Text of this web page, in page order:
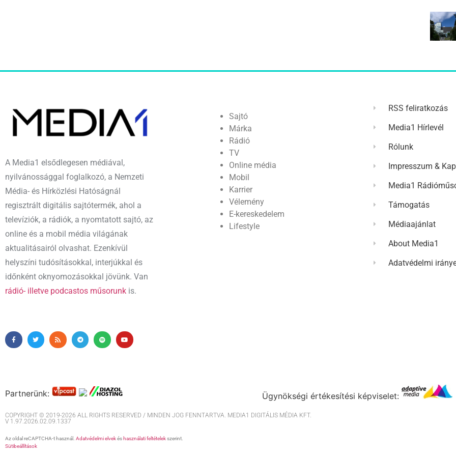
A Media1 elsődlegesen médiával,
nyilvánossággal foglalkozó, a Nemzeti
Média- és Hírközlési Hatóságnál
regisztrált digitális sajtótermék, ahol a
televíziók, a rádiók, a nyomtatott sajtó, az
online és a mobil média világának
aktualitásairól olvashat. Ezenkívül
helyszíni tudósításokkal, interjúkkal és
időnként oknyomozásokkal jövünk. Van
rádió- illetve podcastos műsorunk is.
Sajtó
Márka
Rádió
TV
Online média
Mobil
Karrier
Vélemény
E-kereskedelem
Lifestyle
RSS feliratkozás
Media1 Hírlevél
Rólunk
Impresszum &
Media1
Támogatás
Médiaajánlat
About Media1
Adatvédelmi
Partnerünk: Ügynökségi értékesítési képviselet:
COPYRIGHT © 2019-2026 ALL RIGHTS RESERVED / MINDEN JOG FENNTARTVA. MEDIA1 DIGITÁLIS MÉDIA KFT.
V 1.97.2026.02.09.1337
Az oldal reCAPTCHA-t használ. Adatvédelmi elvekés használati feltételekszerint.
Sütibeállítások